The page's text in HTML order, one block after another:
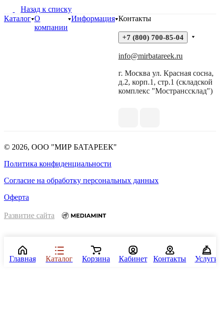
Назад к списку
Каталог О
компании
Информация Контакты
+7 (800) 700-85-04
info@mirbatareek.ru
г. Москва ул. Красная сосна,
д.2, корп.1, стр.1 (складской
комплекс "Мостранссклад")
© 2026, ООО "МИР БАТАРЕЕК"
Политика конфиденциальности
Согласие на обработку персональных данных
Оферта
Развитие сайта
Главная Каталог Корзина Кабинет Контакты Услуги